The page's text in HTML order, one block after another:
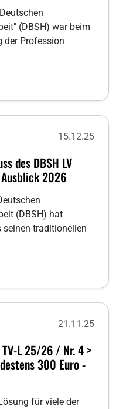
(DBSH) war beim
der Profession
15.12.25
des DBSH LV
2026
(DBSH) hat
traditionellen
21.11.25
L 25/26 / Nr. 4 >
300 Euro -
für viele der